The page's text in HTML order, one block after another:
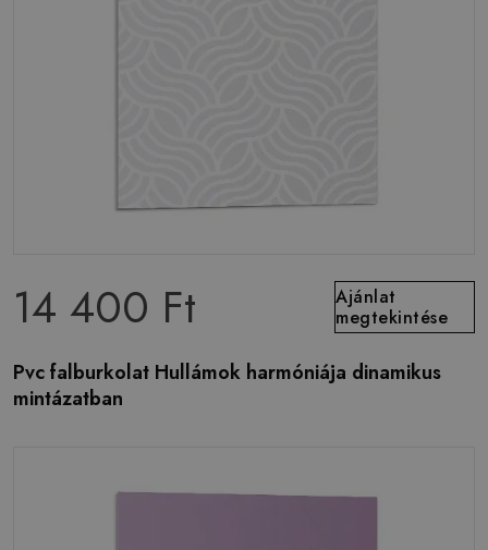
14 400 Ft
Ajánlat
megtekintése
Pvc falburkolat Hullámok harmóniája dinamikus
mintázatban